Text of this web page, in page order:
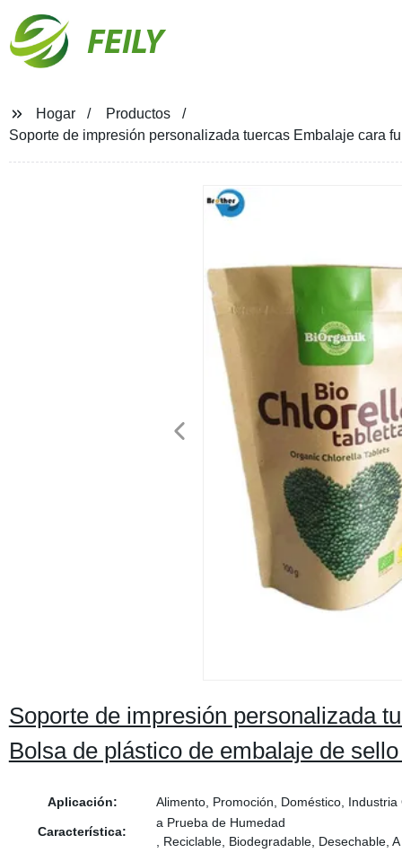
FEILY
Hogar
Productos
Soporte de impresión personalizada tuercas Embalaje cara
Soporte de impresión personalizada
Bolsa de plástico de embalaje de
Aplicación: Alimento, Promoción, Doméstico,
Característica:
a Prueba de Humedad
, Reciclable, Biodegradable, Desechable,